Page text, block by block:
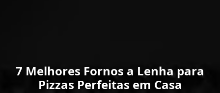
7 Melhores Fornos a Lenha para
Pizzas Perfeitas em Casa